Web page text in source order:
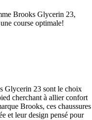
Brooks Glycerin 23,
course optimale!
Glycerin 23 sont le choix
cherchant à allier confort
Brooks, ces chaussures
et leur design pensé pour